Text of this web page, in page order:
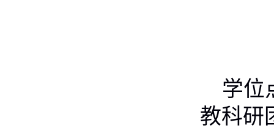
学位
教科研